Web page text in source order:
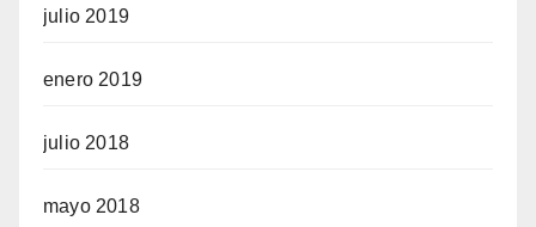
julio 2019
enero 2019
julio 2018
mayo 2018